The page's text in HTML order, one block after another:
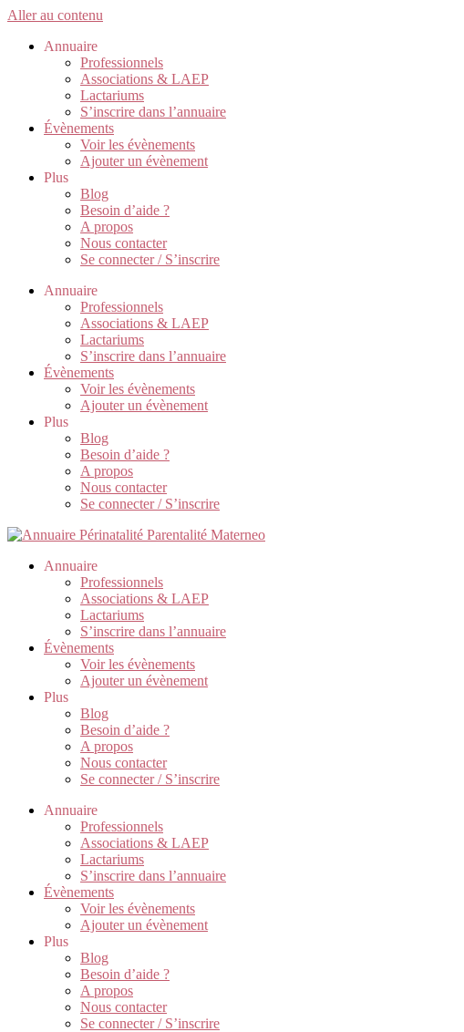
Aller au contenu
Annuaire
Professionnels
Associations & LAEP
Lactariums
S’inscrire dans l’annuaire
Évènements
Voir les évènements
Ajouter un évènement
Plus
Blog
Besoin d’aide ?
A propos
Nous contacter
Se connecter / S’inscrire
Annuaire
Professionnels
Associations & LAEP
Lactariums
S’inscrire dans l’annuaire
Évènements
Voir les évènements
Ajouter un évènement
Plus
Blog
Besoin d’aide ?
A propos
Nous contacter
Se connecter / S’inscrire
Annuaire
Professionnels
Associations & LAEP
Lactariums
S’inscrire dans l’annuaire
Évènements
Voir les évènements
Ajouter un évènement
Plus
Blog
Besoin d’aide ?
A propos
Nous contacter
Se connecter / S’inscrire
Annuaire
Professionnels
Associations & LAEP
Lactariums
S’inscrire dans l’annuaire
Évènements
Voir les évènements
Ajouter un évènement
Plus
Blog
Besoin d’aide ?
A propos
Nous contacter
Se connecter / S’inscrire